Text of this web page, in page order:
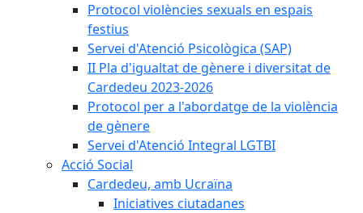
Protocol violències sexuals en espais
festius
Servei d'Atenció Psicològica (SAP)
II Pla d'igualtat de gènere i diversitat de
Cardedeu 2023-2026
Protocol per a l'abordatge de la violència
de gènere
Servei d'Atenció Integral LGTBI
Acció Social
Cardedeu, amb Ucraïna
Iniciatives ciutadanes